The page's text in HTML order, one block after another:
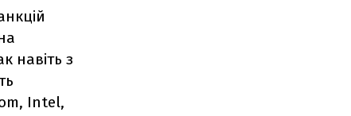
навіть з
Intel,